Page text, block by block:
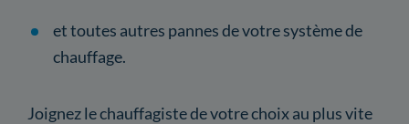
et toutes autres pannes de votre système de
chauffage.
Joignez le chauffagiste de votre choix au plus vite